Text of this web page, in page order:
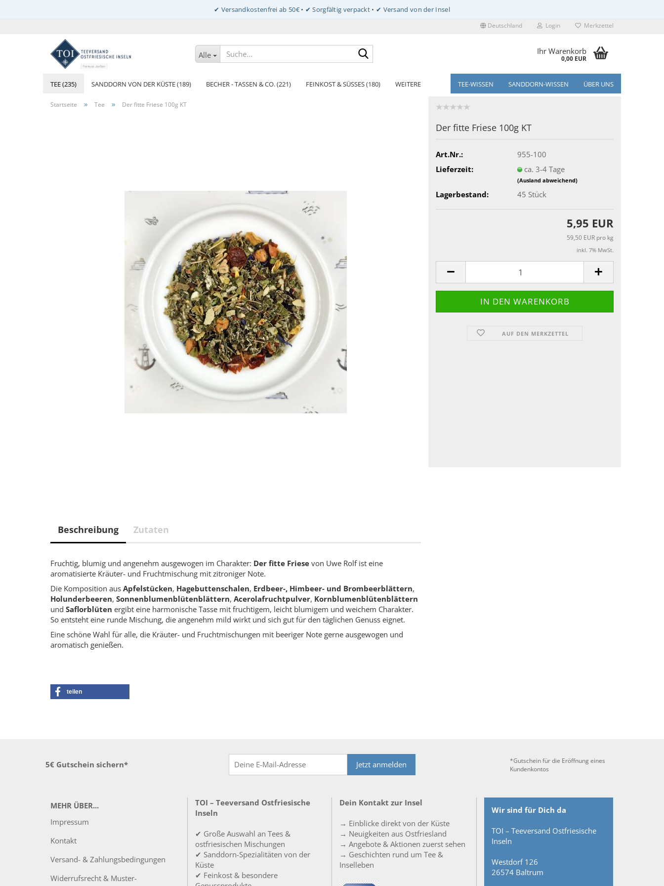
Deutschland Login Merkzettel
Alle Ihr Warenkorb
0,00 EUR
TEE (235) SANDDORN VON DER KÜSTE (189) BECHER - TASSEN & CO. (221) FEINKOST & SÜSSES (180) TEE-WISSEN SANDDORN-WISSEN ÜBER UNS
WEITERE
Startseite » Tee » Der fitte Friese 100g KT
Der fitte Friese 100g KT
Art.Nr.:
955-100
Lieferzeit:
ca. 3-4 Tage
(Ausland abweichend)
Lagerbestand: 45 Stück
5,95 EUR
59,50 EUR pro kg
inkl. 7% MwSt.
AUF DEN MERKZETTEL
Beschreibung Zutaten
Fruchtig, blumig und angenehm ausgewogen im Charakter: Der fitte Friese von Uwe Rolf ist eine
aromatisierte Kräuter- und Fruchtmischung mit zitroniger Note.
Die Komposition aus Apfelstücken, Hagebuttenschalen, Erdbeer-, Himbeer- und Brombeerblättern,
Holunderbeeren, Sonnenblumenblütenblättern, Acerolafruchtpulver, Kornblumenblütenblättern
und Saflorblüten ergibt eine harmonische Tasse mit fruchtigem, leicht blumigem und weichem Charakter.
So entsteht eine runde Mischung, die angenehm mild wirkt und sich gut für den täglichen Genuss eignet.
Eine schöne Wahl für alle, die Kräuter- und Fruchtmischungen mit beeriger Note gerne ausgewogen und
aromatisch genießen.
teilen
5€ Gutschein sichern* Jetzt anmelden
*Gutschein für die Eröffnung eines
Kundenkontos
MEHR ÜBER...
Impressum
Kontakt
Versand- & Zahlungsbedingungen
Widerrufsrecht & Muster-
TOI – Teeversand Ostfriesische
Inseln
✔ Große Auswahl an Tees &
ostfriesischen Mischungen
✔ Sanddorn-Spezialitäten von der
Küste
✔ Feinkost & besondere
Dein Kontakt zur Insel
→ Einblicke direkt von der Küste
→ Neuigkeiten aus Ostfriesland
→ Angebote & Aktionen zuerst sehen
→ Geschichten rund um Tee &
Inselleben
Wir sind für Dich da
TOI – Teeversand Ostfriesische
Inseln
Westdorf 126
26574 Baltrum